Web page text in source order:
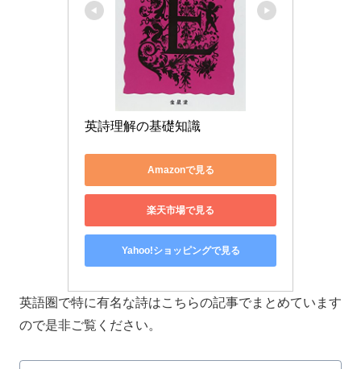
英詩理解の基礎知識
Amazonで見る
楽天市場で見る
Yahoo!ショッピングで見る
英語圏で特に有名な詩はこちらの記事でまとめています
ので是非ご覧ください。